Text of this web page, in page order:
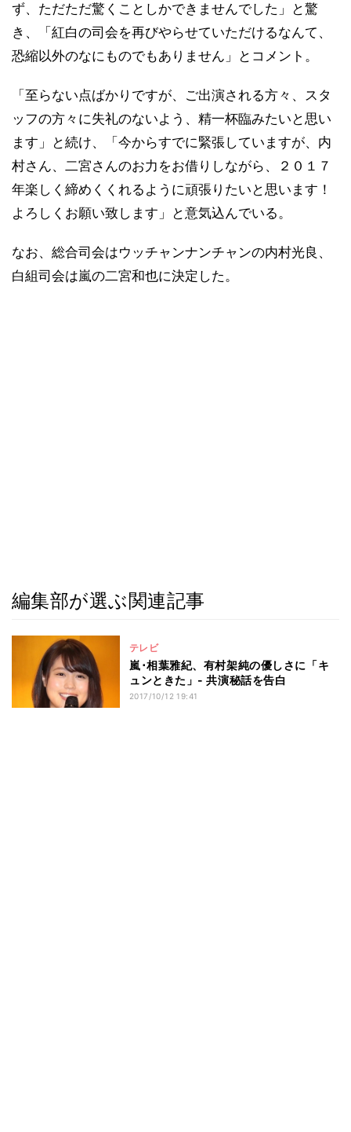
ず、ただただ驚くことしかできませんでした」と驚
き、「紅白の司会を再びやらせていただけるなんて、
恐縮以外のなにものでもありません」とコメント。
「至らない点ばかりですが、ご出演される方々、スタ
ッフの方々に失礼のないよう、精一杯臨みたいと思い
ます」と続け、「今からすでに緊張していますが、内
村さん、二宮さんのお力をお借りしながら、２０１７
年楽しく締めくくれるように頑張りたいと思います！
よろしくお願い致します」と意気込んでいる。
なお、総合司会はウッチャンナンチャンの内村光良、
白組司会は嵐の二宮和也に決定した。
編集部が選ぶ関連記事
テレビ
嵐･相葉雅紀、有村架純の優しさに「キ
ュンときた」- 共演秘話を告白
2017/10/12 19:41